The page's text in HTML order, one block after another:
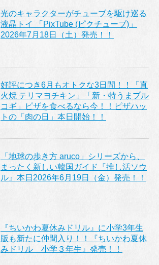
光のキャラクターがチューブを駆け巡る
液晶トイ 「PixTube (ピクチューブ)」
2026年7月18日（土）発売！！
好評につき6月もオトクな3日間！！「直
火焼 テリマヨチキン」「新・特うまプル
コギ」ピザを食べるなら今！！ピザハッ
トの「肉の日」本日開始！！
「地球の歩き方 aruco」シリーズから、
まったく新しい韓国ガイド『推し活ソウ
ル』本日2026年6月19日（金）発売！！
『ちいかわ夏休みドリル』に小学3年生
版も新たに仲間入り！！『ちいかわ夏休
みドリル 小学３年生』発売！！